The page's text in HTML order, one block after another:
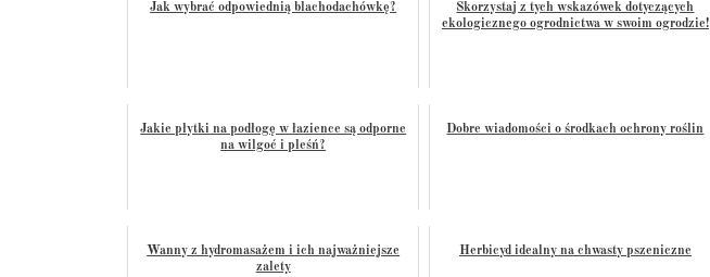
Jak wybrać odpowiednią blachodachówkę?
Skorzystaj z tych wskazówek dotyczących
ekologicznego ogrodnictwa w swoim ogrodzie!
Jakie płytki na podłogę w łazience są odporne
na wilgoć i pleśń?
Dobre wiadomości o środkach ochrony roślin
Wanny z hydromasażem i ich najważniejsze
zalety
Herbicyd idealny na chwasty pszeniczne